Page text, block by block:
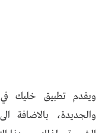
ويقدم تطبيق خليك في
والجديدة،